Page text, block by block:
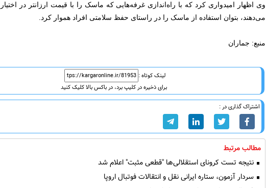
وی اظهار امیدواری کرد که با راه‌اندازی غرفه‌هایی که ماسک را با قیمت ارزانتر در
می‌دهند، بتوان استفاده از ماسک را در راستای حفظ سلامتی افراد هموار کرد.
منبع: جماران
لینک کوتاه :
برای ذخیره در کلیپ برد، در باکس بالا کلیک کنید
اشتراک گذاری در :
مطالب مرتبط
نتیجه تست کرونای استقلالی‌ها "قطعی مثبت" اعلام شد
سردار آزمون، ستاره ایرانی نقل و انتقالات فوتبال اروپا